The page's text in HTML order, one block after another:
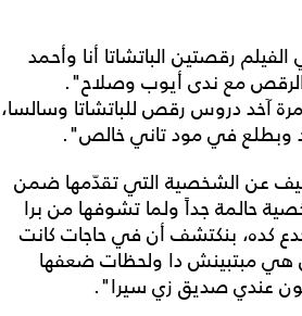
رقصتين الباتشاتا أنا وأحمد
مع ندى أيوب وصلاح".
آخد دروس رقص للباتشاتا وسالسا،
وبطلع في مود تاني خالص".
عن الشخصية التي تقدّمها ضمن
حالمة جداً ولما تشوفها من برا
كده، بنكتشف أن في حاجات كانت
هي مبتبينش دا ولحظات ضعفها
عندي صديق زي سيرا".